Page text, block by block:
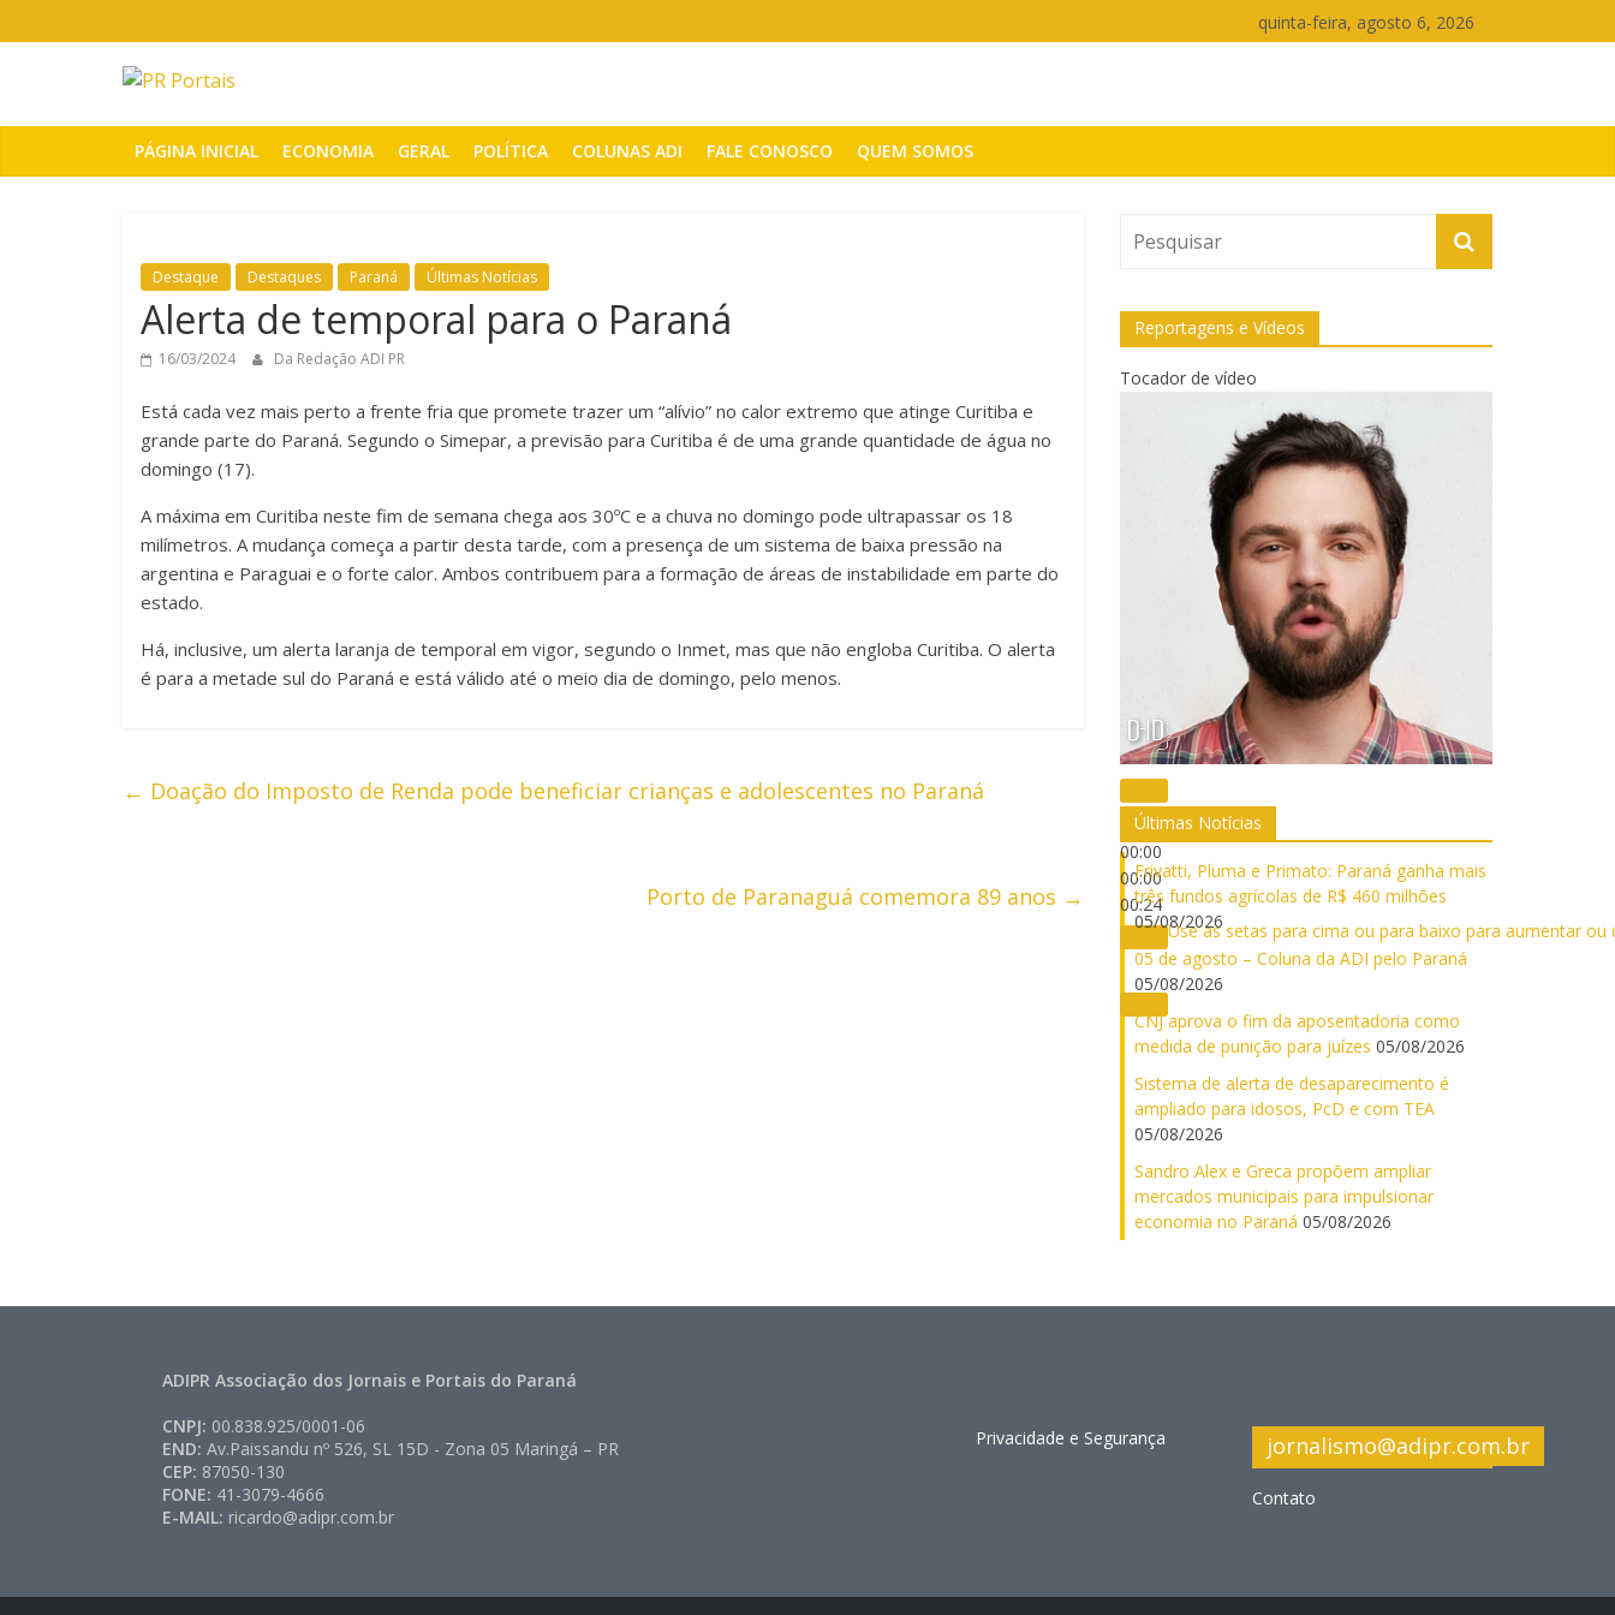
para
quinta-feira, agosto 6, 2026
PR
Portais
notícias
do
Paraná
PÁGINA INICIAL ECONOMIA GERAL POLÍTICA COLUNAS ADI FALE CONOSCO QUEM SOMOS
Destaque Destaques Paraná Últimas Notícias
Alerta de temporal para o Paraná
16/03/2024 Da Redação ADI PR
Está cada vez mais perto a frente fria que promete trazer um “alívio” no calor extremo que atinge Curitiba e
grande parte do Paraná. Segundo o Simepar, a previsão para Curitiba é de uma grande quantidade de água no
domingo (17).
A máxima em Curitiba neste fim de semana chega aos 30ºC e a chuva no domingo pode ultrapassar os 18
milímetros. A mudança começa a partir desta tarde, com a presença de um sistema de baixa pressão na
argentina e Paraguai e o forte calor. Ambos contribuem para a formação de áreas de instabilidade em parte do
estado.
Há, inclusive, um alerta laranja de temporal em vigor, segundo o Inmet, mas que não engloba Curitiba. O alerta
é para a metade sul do Paraná e está válido até o meio dia de domingo, pelo menos.
← Doação do Imposto de Renda pode beneficiar crianças e adolescentes no Paraná
Porto de Paranaguá comemora 89 anos →
Reportagens e Vídeos
Tocador de vídeo
00:00
00:00
00:24
Use as setas para cima ou para baixo para aumentar ou
Últimas Notícias
Frivatti, Pluma e Primato: Paraná ganha mais
três fundos agrícolas de R$ 460 milhões
05/08/2026
05 de agosto – Coluna da ADI pelo Paraná
05/08/2026
CNJ aprova o fim da aposentadoria como
medida de punição para juízes 05/08/2026
Sistema de alerta de desaparecimento é
ampliado para idosos, PcD e com TEA
05/08/2026
Sandro Alex e Greca propõem ampliar
mercados municipais para impulsionar
economia no Paraná 05/08/2026
ADIPR Associação dos Jornais e Portais do Paraná
CNPJ: 00.838.925/0001-06
END: Av.Paissandu nº 526, SL 15D - Zona 05 Maringá – PR
CEP: 87050-130
FONE: 41-3079-4666
E-MAIL: ricardo@adipr.com.br
Privacidade e Segurança jornalismo@adipr.com.br
Contato